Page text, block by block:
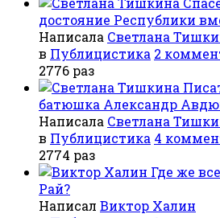
достояние Республики
Написала Светлана
в Публицистика 2
2776 раз
батюшка Александр
Написала Светлана
в Публицистика 4
2774 раз
Где же
Рай?
Написал Виктор Халин